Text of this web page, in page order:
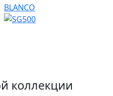
BLANCO
коллекции